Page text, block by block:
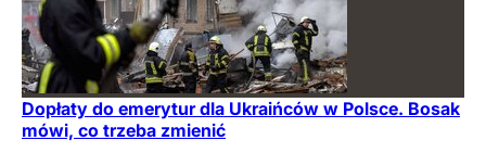
Dopłaty do emerytur dla Ukraińców w Polsce. Bosak
mówi, co trzeba zmienić